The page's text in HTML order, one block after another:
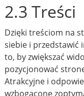
2.3 Treści
Dzięki treściom na
siebie i przedstawić
to, by zwiększać
pozycjonować
Atrakcyjne i
wzbogacone